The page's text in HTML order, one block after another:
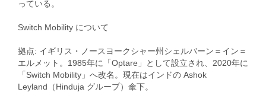
っている。
Switch Mobility について
拠点: イギリス・ノースヨークシャー州シェルバーン＝イン＝
エルメット。1985年に「Optare」として設立され、2020年に
「Switch Mobility」へ改名。現在はインドの Ashok
Leyland（Hinduja グループ）傘下。